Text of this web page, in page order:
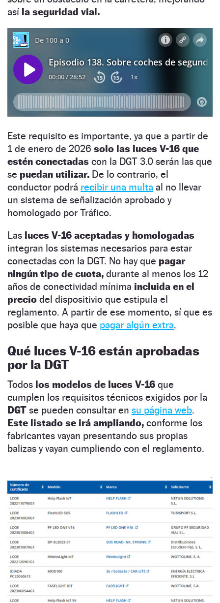
así la seguridad vial.
Este requisito es importante, ya que a partir de
1 de enero de 2026 solo las luces V-16 que
estén conectadas con la DGT 3.0 serán las que
se puedan utilizar. De lo contrario, el
conductor podrá recibir una multa al no llevar
un sistema de señalización aprobado y
homologado por Tráfico.
Las luces V-16 aceptadas y homologadas
integran los sistemas necesarios para estar
conectadas con la DGT. No hay que pagar
ningún tipo de cuota, durante al menos los 12
años de conectividad mínima incluida en el
precio del dispositivio que estipula el
reglamento. A partir de ese momento, sí que es
posible que haya que pagar algún extra.
Qué luces V-16 están aprobadas
por la DGT
Todos los modelos de luces V-16 que
cumplen los requisitos técnicos exigidos por la
DGT se pueden consultar en su página web.
Este listado se irá ampliando, conforme los
fabricantes vayan presentando sus propias
balizas y vayan cumpliendo con el reglamento.